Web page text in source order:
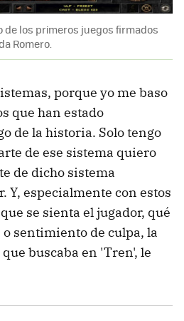
de los primeros juegos firmados
Romero.
porque yo me baso
que han estado
de la historia. Solo tengo
de ese sistema quiero
de dicho sistema
Y, especialmente con estos
se sienta el jugador, qué
sentimiento de culpa, la
buscaba en 'Tren', le